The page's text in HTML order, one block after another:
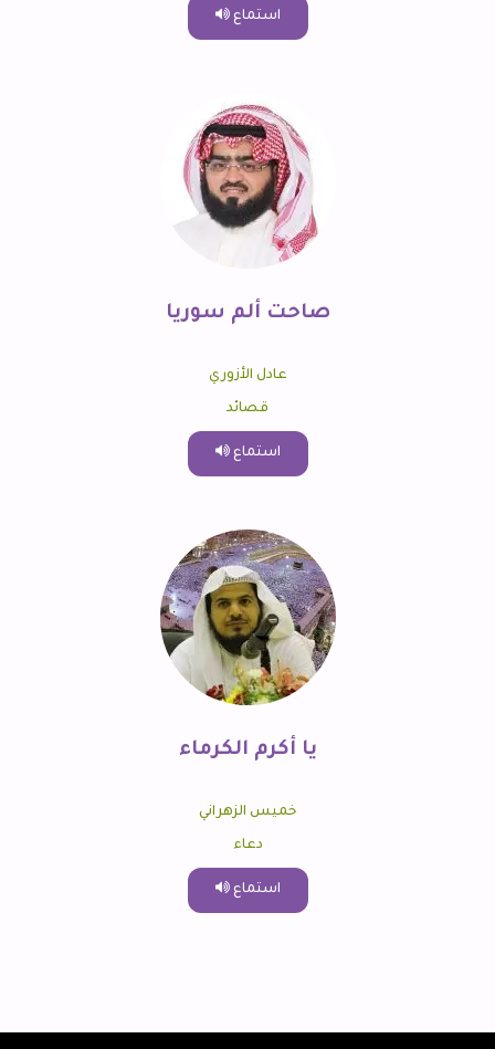
استماع
صاحت ألم سوريا
عادل الأزوري
قصائد
استماع
يا أكرم الكرماء
خميس الزهراني
دعاء
استماع